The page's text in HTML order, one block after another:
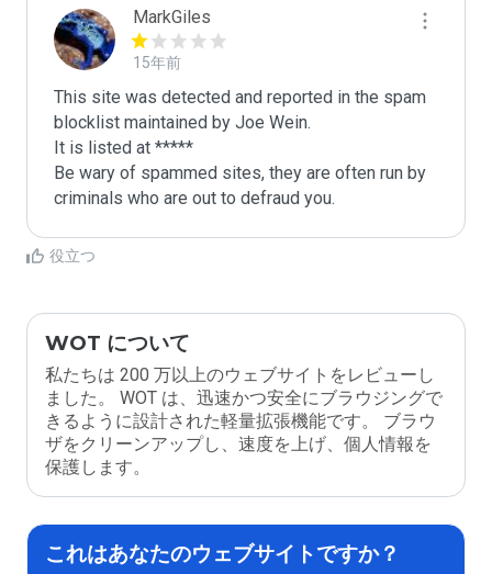
MarkGiles
15年前
This site was detected and reported in the spam
blocklist maintained by Joe Wein.
It is listed at *****
Be wary of spammed sites, they are often run by
criminals who are out to defraud you.
役立つ
WOT について
私たちは 200 万以上のウェブサイトをレビューし
ました。 WOT は、迅速かつ安全にブラウジングで
きるように設計された軽量拡張機能です。 ブラウ
ザをクリーンアップし、速度を上げ、個人情報を
保護します。
これはあなたのウェブサイトですか？